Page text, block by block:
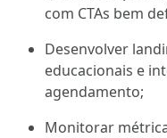
com CTAs bem
Desenvolver
educacionais e
agendamento;
Monitorar